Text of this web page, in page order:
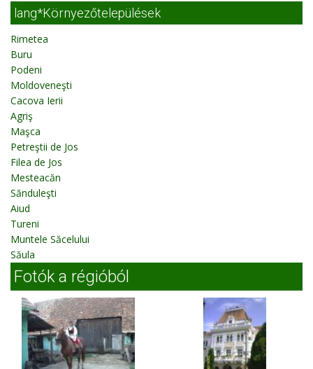
lang*Környezőtelepülések
Rimetea
Buru
Podeni
Moldoveneşti
Cacova Ierii
Agriş
Maşca
Petreştii de Jos
Filea de Jos
Mesteacăn
Sănduleşti
Aiud
Tureni
Muntele Săcelului
Săula
Fotók a régióból